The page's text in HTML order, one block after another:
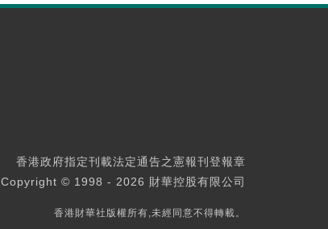
香港政府指定刊載法定通告之憲報刊登報章
Copyright © 1998 - 2026 財華控股有限公司
香港財華社版權所有,未經同意不得轉載。